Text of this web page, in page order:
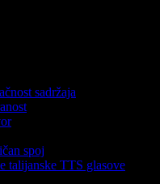
sadržaja
spoj
talijanske TTS glasove